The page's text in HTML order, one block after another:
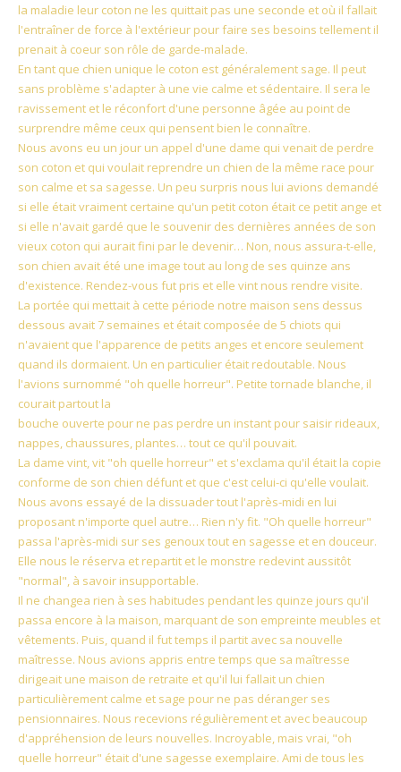
la maladie leur coton ne les quittait pas une seconde et où il fallait
l'entraîner de force à l'extérieur pour faire ses besoins tellement il
prenait à coeur son rôle de garde-malade.
En tant que chien unique le coton est généralement sage. Il peut
sans problème s'adapter à une vie calme et sédentaire. Il sera le
ravissement et le réconfort d'une personne âgée au point de
surprendre même ceux qui pensent bien le connaître.
Nous avons eu un jour un appel d'une dame qui venait de perdre
son coton et qui voulait reprendre un chien de la même race pour
son calme et sa sagesse. Un peu surpris nous lui avions demandé
si elle était vraiment certaine qu'un petit coton était ce petit ange et
si elle n'avait gardé que le souvenir des dernières années de son
vieux coton qui aurait fini par le devenir… Non, nous assura-t-elle,
son chien avait été une image tout au long de ses quinze ans
d'existence. Rendez-vous fut pris et elle vint nous rendre visite.
La portée qui mettait à cette période notre maison sens dessus
dessous avait 7 semaines et était composée de 5 chiots qui
n'avaient que l'apparence de petits anges et encore seulement
quand ils dormaient. Un en particulier était redoutable. Nous
l'avions surnommé "oh quelle horreur". Petite tornade blanche, il
courait partout la
bouche ouverte pour ne pas perdre un instant pour saisir rideaux,
nappes, chaussures, plantes… tout ce qu'il pouvait.
La dame vint, vit "oh quelle horreur" et s'exclama qu'il était la copie
conforme de son chien défunt et que c'est celui-ci qu'elle voulait.
Nous avons essayé de la dissuader tout l'après-midi en lui
proposant n'importe quel autre… Rien n'y fit. "Oh quelle horreur"
passa l'après-midi sur ses genoux tout en sagesse et en douceur.
Elle nous le réserva et repartit et le monstre redevint aussitôt
"normal", à savoir insupportable.
Il ne changea rien à ses habitudes pendant les quinze jours qu'il
passa encore à la maison, marquant de son empreinte meubles et
vêtements. Puis, quand il fut temps il partit avec sa nouvelle
maîtresse. Nous avions appris entre temps que sa maîtresse
dirigeait une maison de retraite et qu'il lui fallait un chien
particulièrement calme et sage pour ne pas déranger ses
pensionnaires. Nous recevions régulièrement et avec beaucoup
d'appréhension de leurs nouvelles. Incroyable, mais vrai, "oh
quelle horreur" était d'une sagesse exemplaire. Ami de tous les